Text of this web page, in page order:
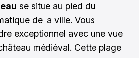
se situe au pied du
de la ville. Vous
exceptionnel avec une vue
médiéval. Cette plage